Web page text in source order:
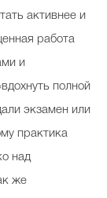
активнее и
работа
и
полной
экзамен или
практика
над
же